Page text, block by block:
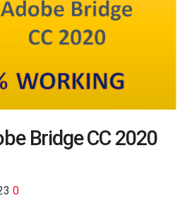
Bridge CC 2020
0